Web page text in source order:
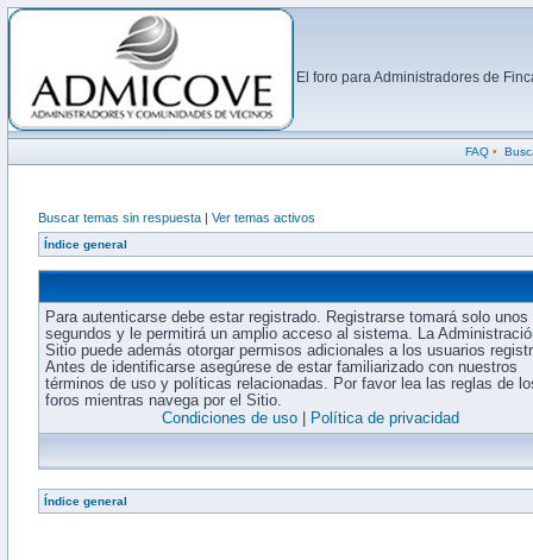
El foro para Administradores de
FAQ•
Buscar temas sin respuesta | Ver temas activos
Índice general
Para autenticarse debe estar registrado. Registrarse tomará solo unos
segundos y le permitirá un amplio acceso al sistema. La
Sitio puede además otorgar permisos adicionales a los usuarios
Antes de identificarse asegúrese de estar familiarizado con nuestros
términos de uso y políticas relacionadas. Por favor lea las reglas de
foros mientras navega por el Sitio.
Condiciones de uso
Política de privacidad
Índice general